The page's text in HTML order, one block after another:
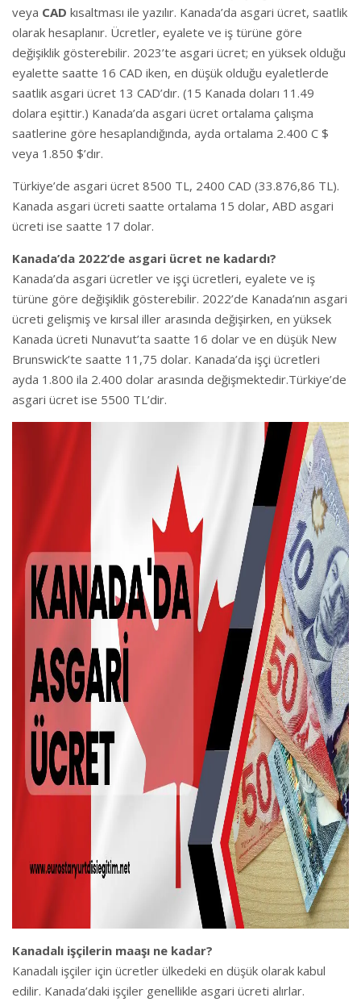
veya CAD kısaltması ile yazılır. Kanada’da asgari ücret, saatlik
olarak hesaplanır. Ücretler, eyalete ve iş türüne göre
değişiklik gösterebilir. 2023’te asgari ücret; en yüksek olduğu
eyalette saatte 16 CAD iken, en düşük olduğu eyaletlerde
saatlik asgari ücret 13 CAD’dır. (15 Kanada doları 11.49
dolara eşittir.) Kanada’da asgari ücret ortalama çalışma
saatlerine göre hesaplandığında, ayda ortalama 2.400 C $
veya 1.850 $’dır.
Türkiye’de asgari ücret 8500 TL, 2400 CAD (33.876,86 TL).
Kanada asgari ücreti saatte ortalama 15 dolar, ABD asgari
ücreti ise saatte 17 dolar.
Kanada’da 2022’de asgari ücret ne kadardı?
Kanada’da asgari ücretler ve işçi ücretleri, eyalete ve iş
türüne göre değişiklik gösterebilir. 2022’de Kanada’nın asgari
ücreti gelişmiş ve kırsal iller arasında değişirken, en yüksek
Kanada ücreti Nunavut’ta saatte 16 dolar ve en düşük New
Brunswick’te saatte 11,75 dolar. Kanada’da işçi ücretleri
ayda 1.800 ila 2.400 dolar arasında değişmektedir.Türkiye’de
asgari ücret ise 5500 TL’dir.
Kanadalı işçilerin maaşı ne kadar?
Kanadalı işçiler için ücretler ülkedeki en düşük olarak kabul
edilir. Kanada’daki işçiler genellikle asgari ücreti alırlar.